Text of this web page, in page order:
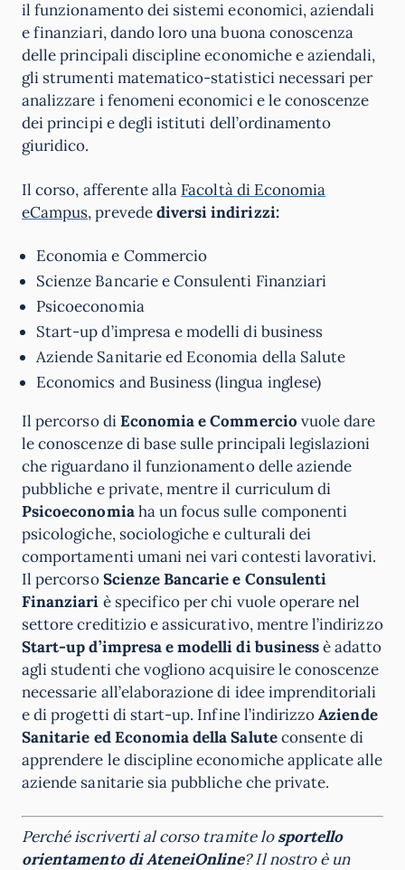
il funzionamento dei sistemi economici, aziendali
e finanziari, dando loro una buona conoscenza
delle principali discipline economiche e aziendali,
gli strumenti matematico-statistici necessari per
analizzare i fenomeni economici e le conoscenze
dei principi e degli istituti dell’ordinamento
giuridico.
Il corso, afferente alla Facoltà di Economia
eCampus, prevedediversi indirizzi:
Economia e Commercio
Scienze Bancarie e Consulenti Finanziari
Psicoeconomia
Start-up d’impresa e modelli di business
Aziende Sanitarie ed Economia della Salute
Economics and Business (lingua inglese)
Il percorso diEconomia e Commercio vuole dare
le conoscenze di base sulle principali legislazioni
che riguardano il funzionamento delle aziende
pubbliche e private, mentre il curriculum di
Psicoeconomiaha un focus sulle componenti
psicologiche, sociologiche e culturali dei
comportamenti umani nei vari contesti lavorativi.
Il percorsoScienze Bancarie e Consulenti
Finanziari è specifico per chi vuole operare nel
settore creditizio e assicurativo, mentre l’indirizzo
Start-up d’impresa e modelli di businessè adatto
agli studenti che vogliono acquisire le conoscenze
necessarie all’elaborazione di idee imprenditoriali
e di progetti di start-up. Infine l’indirizzoAziende
Sanitarie ed Economia della Saluteconsente di
apprendere le discipline economiche applicate alle
aziende sanitarie sia pubbliche che private.
Perché iscriverti al corso tramite losportello
orientamento diAteneiOnline? Il nostro è un